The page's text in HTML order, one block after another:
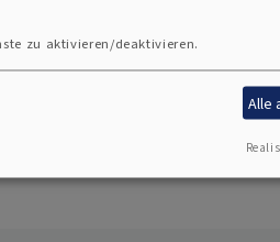
der Liebe und der
des Herrn Jesus und
zu aktivieren/deaktivieren.
Alle